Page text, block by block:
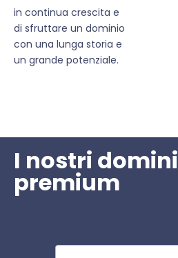
in continua crescita e
di sfruttare un dominio
con una lunga storia e
un grande potenziale.
I nostri domini
premium